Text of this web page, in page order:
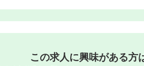
この求人に興味がある方